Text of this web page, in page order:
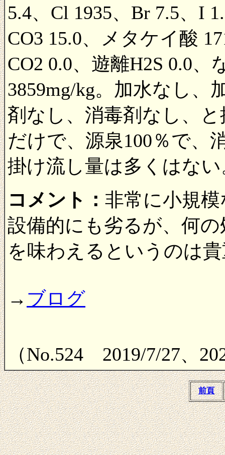
5.4、Cl 1935、Br 7.5、I
CO3 15.0、メタケイ酸
CO2 0.0、遊離H2S 0.0
3859mg/kg。加水なし、
剤なし、消毒剤なし、
だけで、源泉100％で、
掛け流し量は多くはない
コメント： 非常に小規
設備的にも劣るが、何
を味わえるというのは
→ ブログ
（No.524 2019/7/27、
前頁